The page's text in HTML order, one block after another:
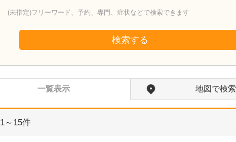
(未指定)フリーワード、予約、専門、症状などで検索できます
検索する
一覧表示 地図で検索
1～15件
広島県広島市南区
秋本外科クリニック
秋本 修志院長